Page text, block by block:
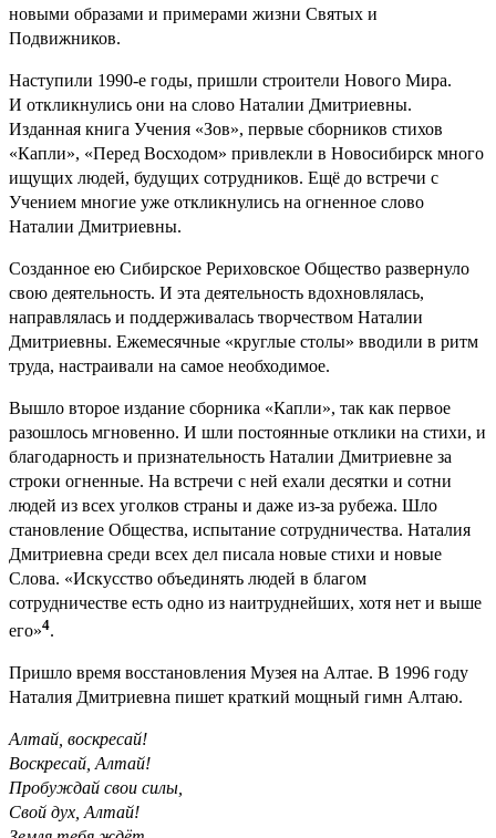
новыми образами и примерами жизни Святых и
Подвижников.
Наступили 1990-е годы, пришли строители Нового Мира.
И откликнулись они на слово Наталии Дмитриевны.
Изданная книга Учения «Зов», первые сборников стихов
«Капли», «Перед Восходом» привлекли в Новосибирск много
ищущих людей, будущих сотрудников. Ещё до встречи с
Учением многие уже откликнулись на огненное слово
Наталии Дмитриевны.
Созданное ею Сибирское Рериховское Общество развернуло
свою деятельность. И эта деятельность вдохновлялась,
направлялась и поддерживалась творчеством Наталии
Дмитриевны. Ежемесячные «круглые столы» вводили в ритм
труда, настраивали на самое необходимое.
Вышло второе издание сборника «Капли», так как первое
разошлось мгновенно. И шли постоянные отклики на стихи, и
благодарность и признательность Наталии Дмитриевне за
строки огненные. На встречи с ней ехали десятки и сотни
людей из всех уголков страны и даже из-за рубежа. Шло
становление Общества, испытание сотрудничества. Наталия
Дмитриевна среди всех дел писала новые стихи и новые
Слова. «Искусство объединять людей в благом
сотрудничестве есть одно из наитруднейших, хотя нет и выше
его»4.
Пришло время восстановления Музея на Алтае. В 1996 году
Наталия Дмитриевна пишет краткий мощный гимн Алтаю.
Алтай, воскресай!
Воскресай, Алтай!
Пробуждай свои силы,
Свой дух, Алтай!